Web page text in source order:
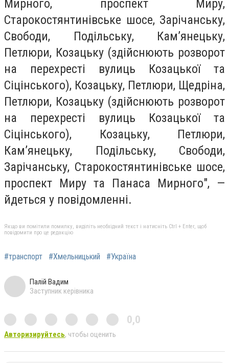
Мирного, проспект Миру,
Старокостянтинівське шосе, Зарічанську,
Свободи, Подільську, Кам’янецьку,
Петлюри, Козацьку (здійснюють розворот
на перехресті вулиць Козацької та
Сіцінського), Козацьку, Петлюри, Щедріна,
Петлюри, Козацьку (здійснюють розворот
на перехресті вулиць Козацької та
Сіцінського), Козацьку, Петлюри,
Кам’янецьку, Подільську, Свободи,
Зарічанську, Старокостянтинівське шосе,
проспект Миру та Панаса Мирного", —
йдеться у повідомленні.
Якщо ви помітили помилку, виділіть необхідний текст і натисніть Ctrl + Enter, щоб
повідомити про це редакцію
#транспорт #Хмельницький #Україна
Палій Вадим
Заступник керівника
0,0
Авторизируйтесь, чтобы оценить